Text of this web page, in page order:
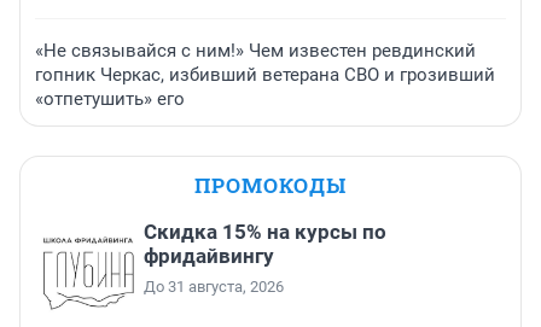
«Не связывайся с ним!» Чем известен ревдинский
гопник Черкас, избивший ветерана СВО и грозивший
«отпетушить» его
ПРОМОКОДЫ
Скидка 15% на курсы по
фридайвингу
До 31 августа, 2026